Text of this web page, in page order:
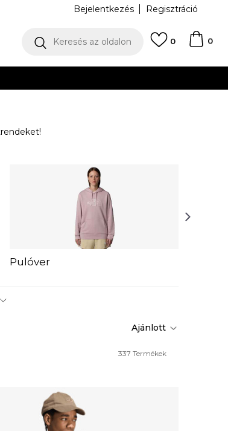
Bejelentkezés Regisztráció
Keresés az oldalon 0
0
Pulóver
337 Termékek